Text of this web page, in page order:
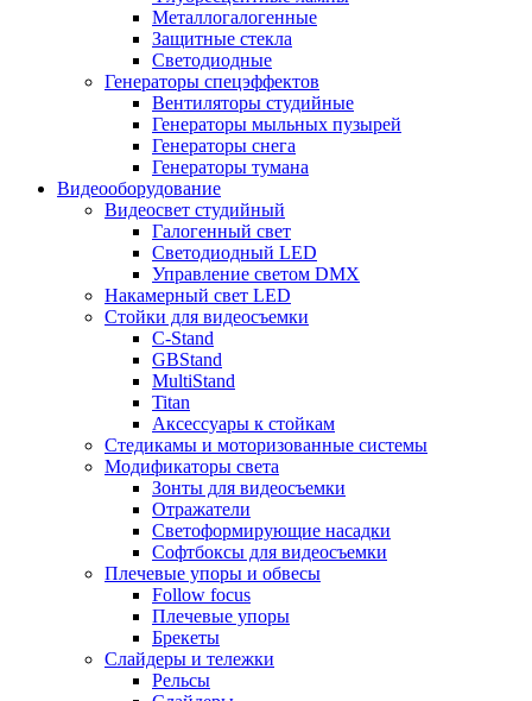
Металлогалогенные
Защитные стекла
Светодиодные
Генераторы спецэффектов
Вентиляторы студийные
Генераторы мыльных пузырей
Генераторы снега
Генераторы тумана
Видеооборудование
Видеосвет студийный
Галогенный свет
Светодиодный LED
Управление светом DMX
Накамерный свет LED
Стойки для видеосъемки
C-Stand
GBStand
MultiStand
Titan
Аксессуары к стойкам
Стедикамы и моторизованные системы
Модификаторы света
Зонты для видеосъемки
Отражатели
Светоформирующие насадки
Софтбоксы для видеосъемки
Плечевые упоры и обвесы
Follow focus
Плечевые упоры
Брекеты
Слайдеры и тележки
Рельсы